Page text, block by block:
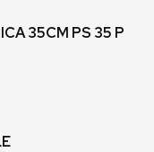
35CM PS 35 P